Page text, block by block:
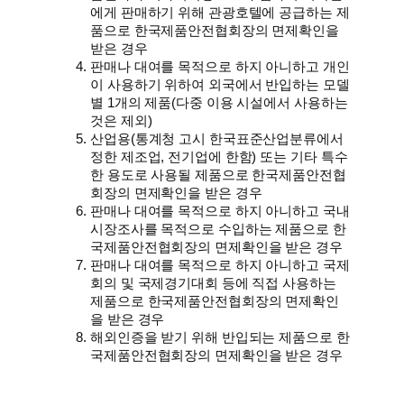
에게 판매하기 위해 관광호텔에 공급하는 제
품으로 한국제품안전협회장의 면제확인을
받은 경우
판매나 대여를 목적으로 하지 아니하고 개인
이 사용하기 위하여 외국에서 반입하는 모델
별 1개의 제품(다중 이용 시설에서 사용하는
것은 제외)
산업용(통계청 고시 한국표준산업분류에서
정한 제조업, 전기업에 한함) 또는 기타 특수
한 용도로 사용될 제품으로 한국제품안전협
회장의 면제확인을 받은 경우
판매나 대여를 목적으로 하지 아니하고 국내
시장조사를 목적으로 수입하는 제품으로 한
국제품안전협회장의 면제확인을 받은 경우
판매나 대여를 목적으로 하지 아니하고 국제
회의 및 국제경기대회 등에 직접 사용하는
제품으로 한국제품안전협회장의 면제확인
을 받은 경우
해외인증을 받기 위해 반입되는 제품으로 한
국제품안전협회장의 면제확인을 받은 경우